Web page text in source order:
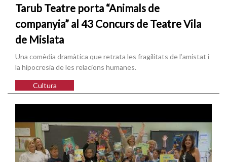
Tarub Teatre porta “Animals de
companyia” al 43 Concurs de Teatre Vila
de Mislata
Una comèdia dramàtica que retrata les fragilitats de l’amistat i
la hipocresia de les relacions humanes.
Cultura